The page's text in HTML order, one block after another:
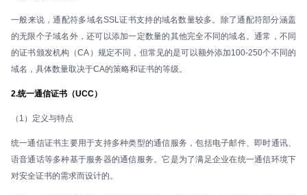
一般来说，通配符多域名SSL证书支持的域名数量较多。除了通配符部分涵盖
的无限个子域名外，还可以添加一定数量的其他完全不同的域名。通常，不同
的证书颁发机构（CA）规定不同，但常见的是可以额外添加100-250个不同的
域名，具体数量取决于CA的策略和证书的等级。
2.统一通信证书（UCC）
（1）定义与特点
统一通信证书主要用于支持多种类型的通信服务，包括电子邮件、即时通讯、
语音通话等多种基于服务器的通信服务。它是为了满足企业在统一通信环境下
对安全证书的需求而设计的。